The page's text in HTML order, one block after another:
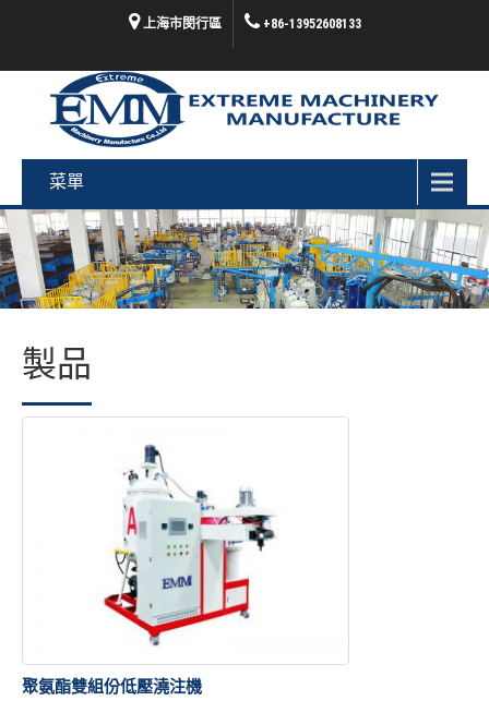
上海市閔行區 +86-13952608133
菜單
製品
聚氨酯雙組份低壓澆注機